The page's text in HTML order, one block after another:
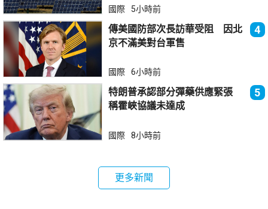
國際 5小時前
傳美國防部次長訪華受阻 因北
京不滿美對台軍售
4
國際 6小時前
特朗普承認部分彈藥供應緊張
稱霍峽協議未達成
5
國際 8小時前
更多新聞